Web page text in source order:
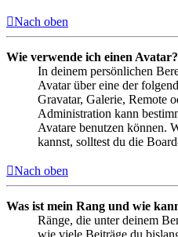
Nach oben
Wie verwende ich einen Avatar?
In deinem persönlichen
Avatar über eine der
Gravatar, Galerie, Remote
Administration kann
Avatare benutzen können.
kannst, solltest du die
Nach oben
Was ist mein Rang und wie
Ränge, die unter deinem
wie viele Beiträge du